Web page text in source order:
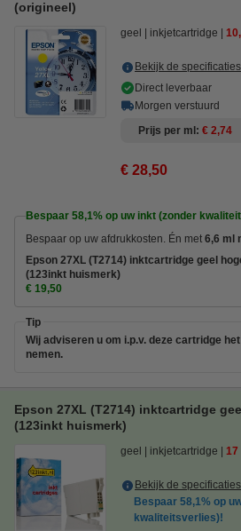
(origineel)
geel inkjetcartridge
Bekijk de
Direct leverbaar
Morgen verstuurd
Prijs per ml
€ 2,74
€ 28,50
Bespaar 58,1% op uw inkt (zonder
Bespaar op uw afdrukkosten. Én met 6,6 ml
Epson 27XL (T2714) inktcartridge geel
(123inkt huismerk)
€ 19,50
Tip
Wij adviseren u om i.p.v. deze cartridge
nemen.
Epson 27XL (T2714) inktcartridge
(123inkt huismerk)
geel inkjetcartridge 17
Bekijk de
Bespaar 58,1% op
kwaliteitsverlies)!